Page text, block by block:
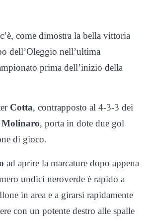
come dimostra la bella vittoria
dell’Oleggio nell’ultima
prima dell’inizio della
Cotta, contrapposto al 4-3-3 dei
Molinaro, porta in dote due gol
di gioco.
ad aprire la marcature dopo appena
undici neroverde è rapido a
in area e a girarsi rapidamente
con un potente destro alle spalle